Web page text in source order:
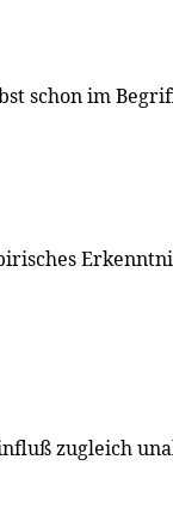
schon im
zugleich